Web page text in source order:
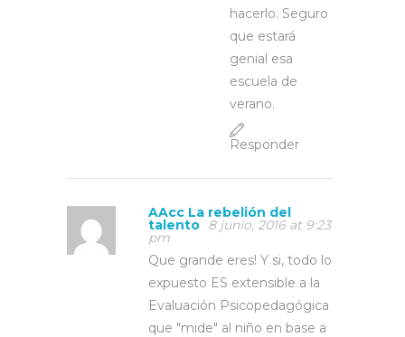
hacerlo. Seguro
que estará
genial esa
escuela de
verano.
Responder
AAcc La rebelión del
talento 8 junio, 2016 at 9:23
pm
Que grande eres! Y si, todo lo
expuesto ES extensible a la
Evaluación Psicopedagógica
que "mide" al niño en base a